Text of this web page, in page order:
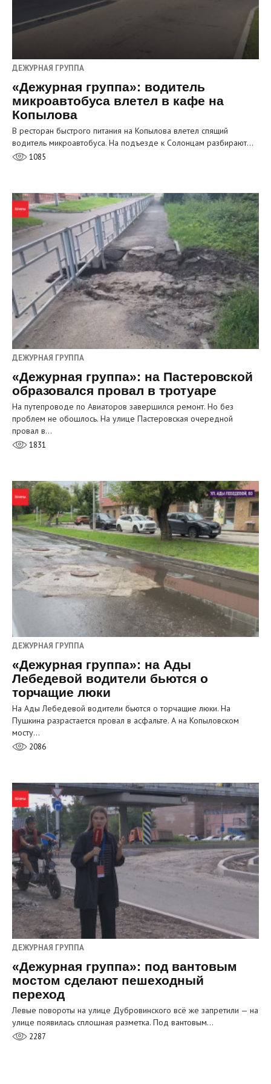
ДЕЖУРНАЯ ГРУППА
«Дежурная группа»: водитель
микроавтобуса влетел в кафе на
Копылова
В ресторан быстрого питания на Копылова влетел спящий
водитель микроавтобуса. На подъезде к Солонцам разбирают…
1085
ДЕЖУРНАЯ ГРУППА
«Дежурная группа»: на Пастеровской
образовался провал в тротуаре
На путепроводе по Авиаторов завершился ремонт. Но без
проблем не обошлось. На улице Пастеровская очередной
провал в…
1831
ДЕЖУРНАЯ ГРУППА
«Дежурная группа»: на Ады
Лебедевой водители бьются о
торчащие люки
На Ады Лебедевой водители бьются о торчащие люки. На
Пушкина разрастается провал в асфальте. А на Копыловском
мосту…
2086
ДЕЖУРНАЯ ГРУППА
«Дежурная группа»: под вантовым
мостом сделают пешеходный
переход
Левые повороты на улице Дубровинского всё же запретили — на
улице появилась сплошная разметка. Под вантовым…
2287